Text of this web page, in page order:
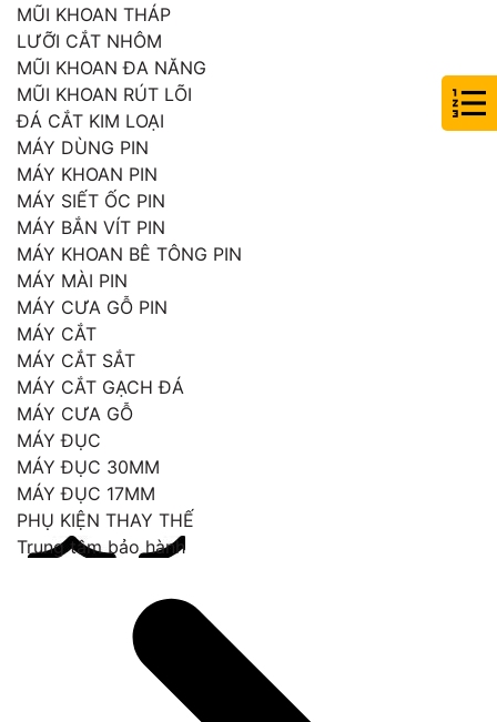
MŨI KHOAN THÁP
LƯỠI CẮT NHÔM
MŨI KHOAN ĐA NĂNG
MŨI KHOAN RÚT LÕI
ĐÁ CẮT KIM LOẠI
MÁY DÙNG PIN
MÁY KHOAN PIN
MÁY SIẾT ỐC PIN
MÁY BẮN VÍT PIN
MÁY KHOAN BÊ TÔNG PIN
MÁY MÀI PIN
MÁY CƯA GỖ PIN
MÁY CẮT
MÁY CẮT SẮT
MÁY CẮT GẠCH ĐÁ
MÁY CƯA GỖ
MÁY ĐỤC
MÁY ĐỤC 30MM
MÁY ĐỤC 17MM
PHỤ KIỆN THAY THẾ
Trung tâm bảo hành